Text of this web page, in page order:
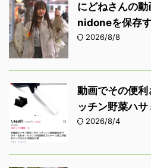
にどねさんの
nidoneを保存
2026/8/8
動画でその便
ッチン野菜ハ
2026/8/4